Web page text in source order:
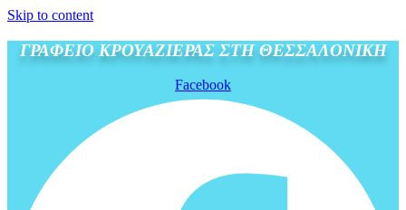
Skip to content
ΓΡΑΦΕΙΟ ΚΡΟΥΑΖΙΕΡΑΣ ΣΤΗ ΘΕΣΣΑΛΟΝΙΚΗ
Facebook